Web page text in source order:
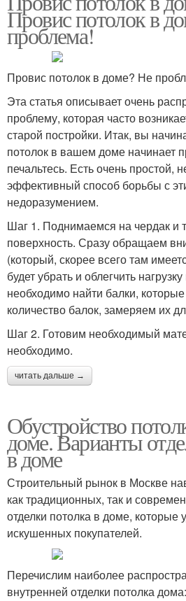
Провис потолок в
проблема!
Провис потолок в доме? Не
Эта статья описывает очень
проблему, которая часто
старой постройки. Итак, вы
потолок в вашем доме начинает
печальтесь. Есть очень простой,
эффективный способ борьбы с
недоразумением.
Шаг 1. Поднимаемся на чердак и
поверхность. Сразу обращаем
(который, скорее всего там
будет убрать и облегчить
необходимо найти балки,
количество балок, замеряем их
Шаг 2. Готовим необходимый
необходимо.
читать дальше →
Обустройство
доме. Варианты
в доме
Строительный рынок в Москве
как традиционных, так и
отделки потолка в доме, которые
искушенных покупателей.
Перечислим наиболее
внутренней отделки потолка дома: